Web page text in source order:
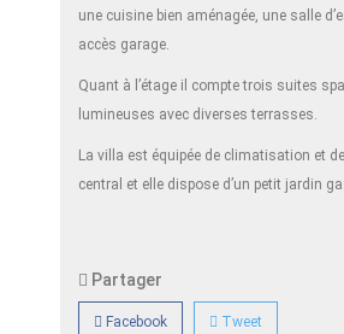
une cuisine bien aménagée, une salle
accès garage.
Quant à l’étage il compte trois suites
lumineuses avec diverses terrasses.
La villa est équipée de climatisation et
central et elle dispose d’un petit jardin
Partager
Facebook Tweet